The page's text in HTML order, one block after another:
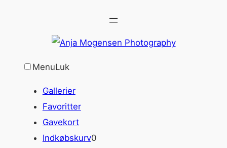
MenuLuk
Gallerier
Favoritter
Gavekort
Indkøbskurv0